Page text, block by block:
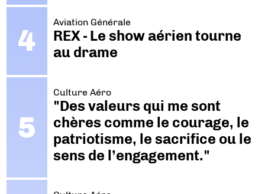
Aviation Générale
REX - Le show aérien tourne
au drame
Culture Aéro
"Des valeurs qui me sont
chères comme le courage, le
patriotisme, le sacrifice ou le
sens de l’engagement."